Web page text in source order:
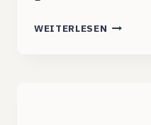
WEITERLESEN DCB006: